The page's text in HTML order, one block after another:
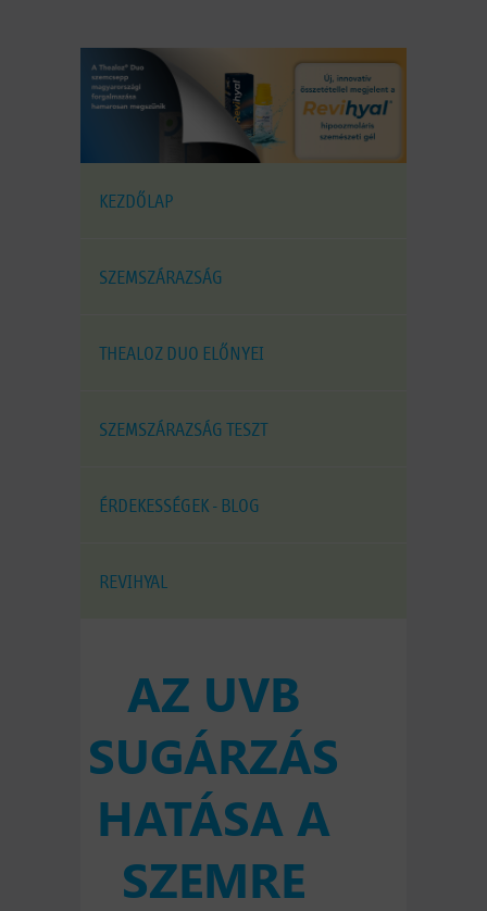
KEZDŐLAP
SZEMSZÁRAZSÁG
THEALOZ DUO ELŐNYEI
SZEMSZÁRAZSÁG TESZT
ÉRDEKESSÉGEK - BLOG
REVIHYAL
AZ UVB
SUGÁRZÁS
HATÁSA A
SZEMRE